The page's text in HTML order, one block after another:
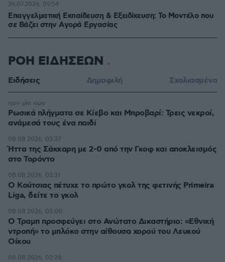
Επαγγελματική Εκπαίδευση & Εξειδίκευση: Το Mοντέλο που
σε Bάζει στην Aγορά Eργασίας
26.07.2026, 09:54
ΡΟΗ ΕΙΔΗΣΕΩΝ
Ειδήσεις Δημοφιλή Σχολιασμένα
Ρωσικά πλήγματα σε Κίεβο και Μπροβαρί: Τρεις νεκροί,
ανάμεσά τους ένα παιδί
πριν μία ώρα
Ήττα της Σάκκαρη με 2-0 από την Γκοφ και αποκλεισμός
στο Τορόντο
08.08.2026, 03:37
Ο Κούτσιας πέτυχε το πρώτο γκολ της φετινής Primeira
Liga, δείτε το γκολ
08.08.2026, 03:31
Ο Τραμπ προσφεύγει στο Ανώτατο Δικαστήριο: «Εθνική
ντροπή» το μπλόκο στην αίθουσα χορού του Λευκού
Οίκου
08.08.2026, 03:00
08.08.2026, 02:28